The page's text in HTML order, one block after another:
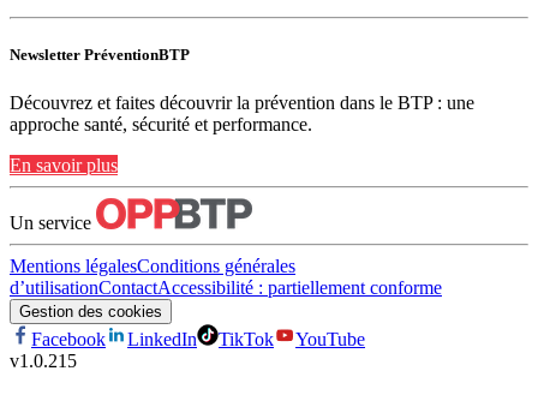
Newsletter PréventionBTP
Découvrez et faites découvrir la prévention dans le BTP : une
approche santé, sécurité et performance.
En savoir plus
Un service
Mentions légalesConditions générales
d’utilisationContactAccessibilité : partiellement conforme
Gestion des cookies
Facebook LinkedIn TikTok
YouTube
v1.0.215